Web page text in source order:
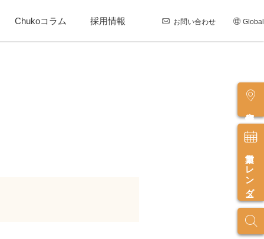
Chukoコラム 採用情報 お問い合わせ Global
営業カレンダー